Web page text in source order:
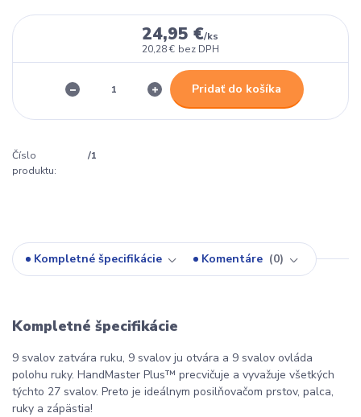
24,95 €/ks
20,28 € bez DPH
Pridať do košíka
Číslo
produktu:
/1
Kompletné špecifikácie Komentáre 0
Kompletné špecifikácie
9 svalov zatvára ruku, 9 svalov ju otvára a 9 svalov ovláda
polohu ruky. HandMaster Plus™ precvičuje a vyvažuje všetkých
týchto 27 svalov. Preto je ideálnym posilňovačom prstov, palca,
ruky a zápästia!